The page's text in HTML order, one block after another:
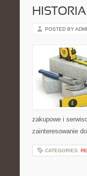
POSTED BY
zakupowe i
zainteresowanie
CATEGORIES: